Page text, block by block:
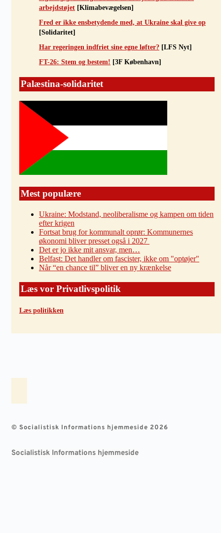
arbejdstøjet [Klimabevægelsen]
Fred er ikke ensbetydende med, at Ukraine skal give op
[Solidaritet]
Har regeringen indfriet sine egne løfter? [LFS Nyt]
FT-26: Stem og bestem! [3F København]
Palæstina-solidaritet
Mest populære
Ukraine: Modstand, neoliberalisme og kampen om tiden
efter krigen
Fortsat brug for kommunalt oprør: Kommunernes
økonomi bliver presset også i 2027
Det er jo ikke mit ansvar, men…
Belfast: Det handler om fascister, ikke om "optøjer"
Når “en chance til” bliver en ny krænkelse
Læs vor Privatlivspolitik
Læs politikken
© Socialistisk Informations hjemmeside 2026
Socialistisk Informations hjemmeside